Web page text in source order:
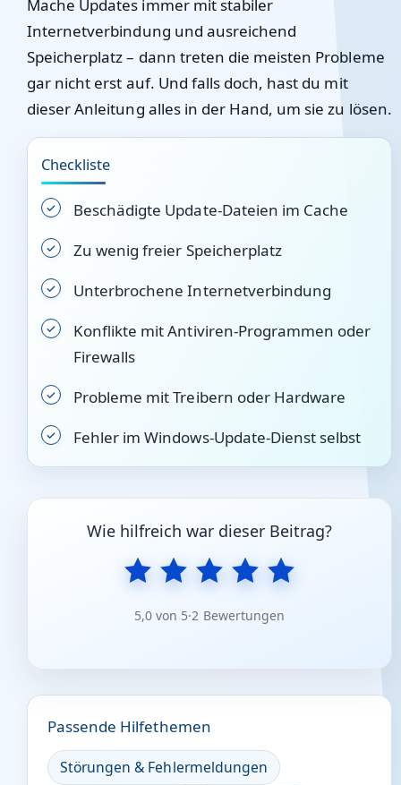
Mache Updates immer mit stabiler
Internetverbindung und ausreichend
Speicherplatz – dann treten die meisten Probleme
gar nicht erst auf. Und falls doch, hast du mit
dieser Anleitung alles in der Hand, um sie zu lösen.
Checkliste
Beschädigte Update-Dateien im Cache
Zu wenig freier Speicherplatz
Unterbrochene Internetverbindung
Konflikte mit Antiviren-Programmen oder
Firewalls
Probleme mit Treibern oder Hardware
Fehler im Windows-Update-Dienst selbst
Wie hilfreich war dieser Beitrag?
5,0 von 5·2 Bewertungen
Passende Hilfethemen
Störungen & Fehlermeldungen